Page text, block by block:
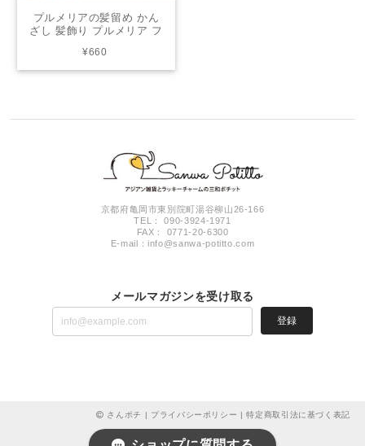
プルメリアの髪留め かん
ざし 髪飾り プルメリア フ
色
¥660
京都府亀岡市東別院町湯谷柳山26-166
TEL： 090-3924-1971
FAX： 0771-20-6300
E-mail：info@sanwa-potitto.com
メールマガジンを受け取る
登録
さんポチ | プライバシーポリシー |特定商取引法に基づく表記